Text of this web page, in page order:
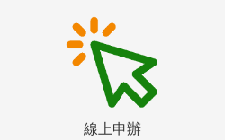
線上申辦